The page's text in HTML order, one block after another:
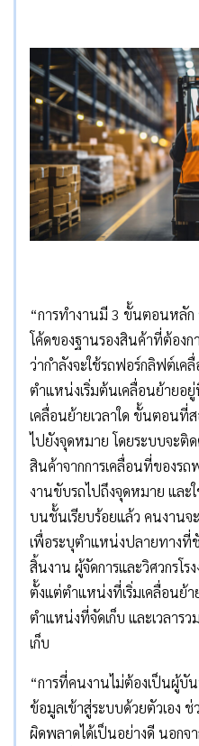
“การทำงานมี 3 ขั้นตอนหลั
โค้ดของฐานรองสินค้าที่ต้องก
ว่ากำลังจะใช้รถฟอร์กลิฟต์เค
ตำแหน่งเริ่มต้นเคลื่อนย้ายอ
เคลื่อนย้ายเวลาใด ขั้นตอน
ไปยังจุดหมาย โดยระบบจะติ
สินค้าจากการเคลื่อนที่ของร
งานขับรถไปถึงจุดหมาย และ
บนชั้นเรียบร้อยแล้ว คนงานจ
เพื่อระบุตำแหน่งปลายทางที่ชั
สิ้นงาน ผู้จัดการและวิศวกรโ
ตั้งแต่ตำแหน่งที่เริ่มเคลื่อนย้า
ตำแหน่งที่จัดเก็บ และเวลาร
เก็บ
“การที่คนงานไม่ต้องเป็นผู้
ข้อมูลเข้าสู่ระบบด้วยตัวเอง ช่
ผิดพลาดได้เป็นอย่างดี นอก